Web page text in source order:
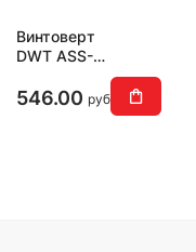
Винтоверт
DWT ASS-20
2-мя АКБ,
546.00 руб